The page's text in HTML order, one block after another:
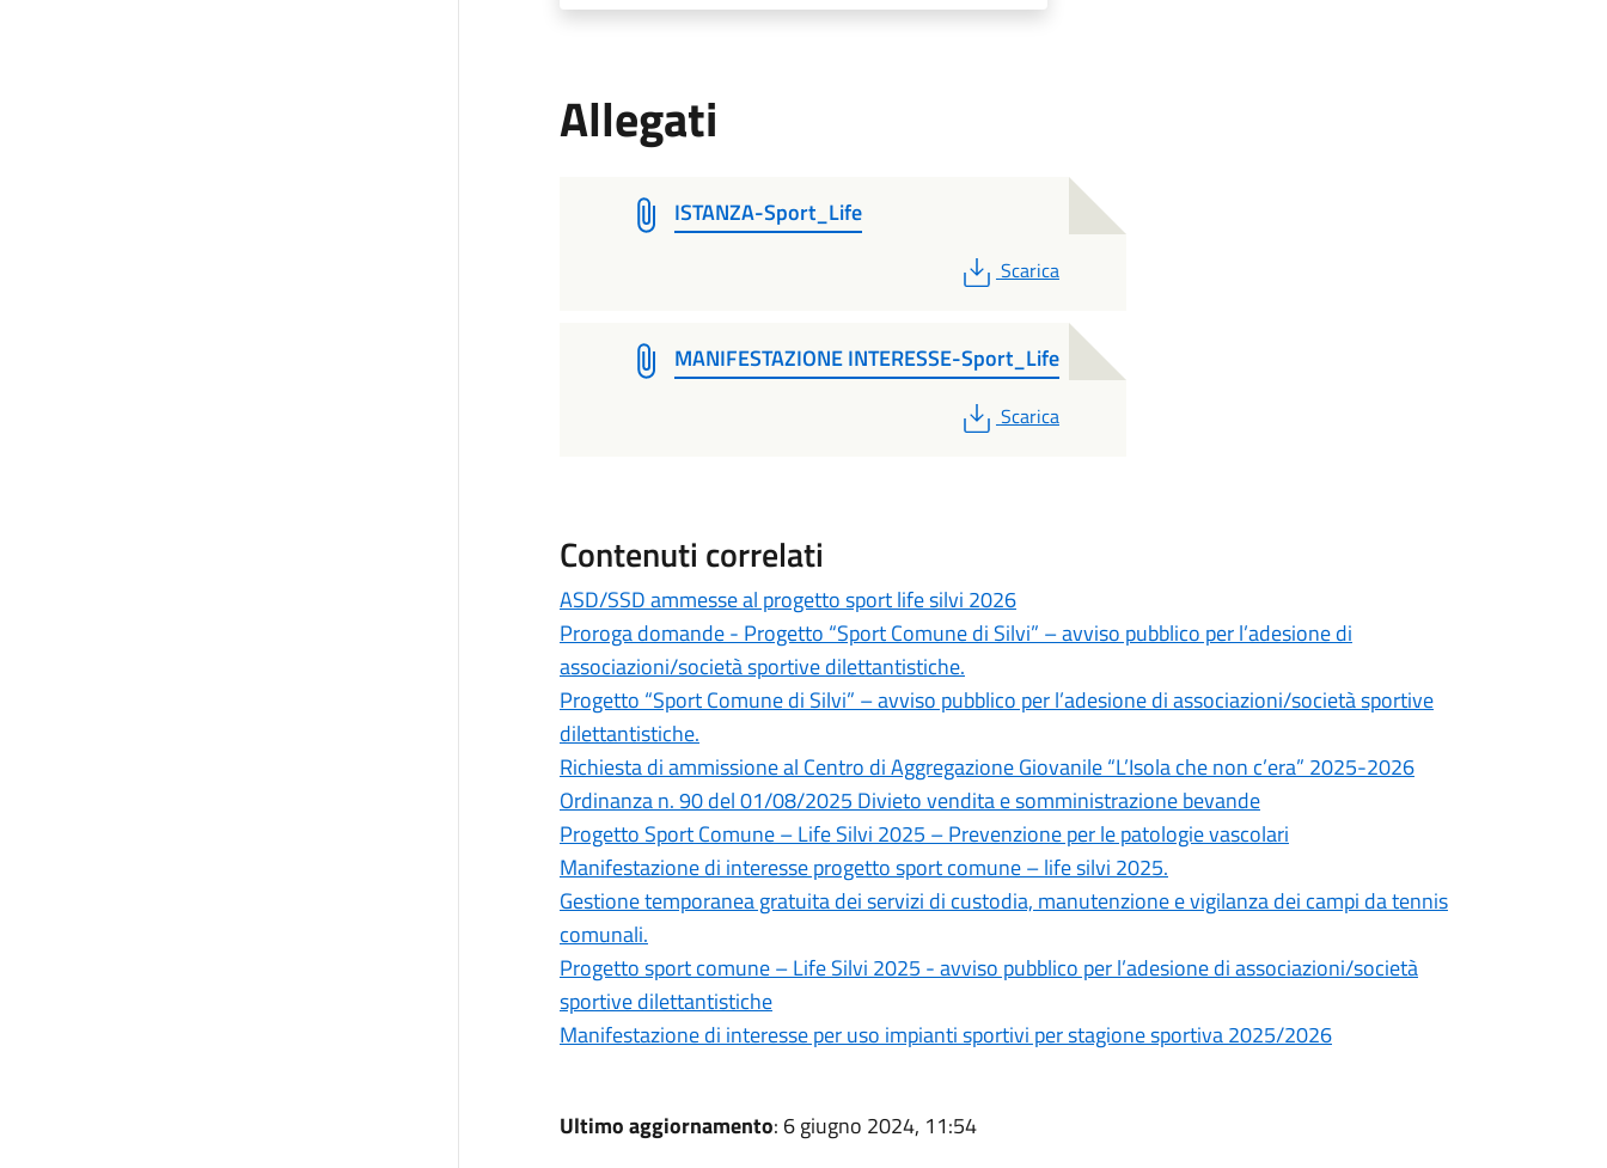
Allegati
ISTANZA-Sport_Life
PDF
Scarica
MANIFESTAZIONE INTERESSE-Sport_Life
PDF
Scarica
Contenuti correlati
ASD/SSD ammesse al progetto sport life silvi 2026
Proroga domande - Progetto “Sport Comune di Silvi” – avviso pubblico per l’adesione di
associazioni/società sportive dilettantistiche.
Progetto “Sport Comune di Silvi” – avviso pubblico per l’adesione di associazioni/società sportive
dilettantistiche.
Richiesta di ammissione al Centro di Aggregazione Giovanile “L’Isola che non c’era” 2025-2026
Ordinanza n. 90 del 01/08/2025 Divieto vendita e somministrazione bevande
Progetto Sport Comune – Life Silvi 2025 – Prevenzione per le patologie vascolari
Manifestazione di interesse progetto sport comune – life silvi 2025.
Gestione temporanea gratuita dei servizi di custodia, manutenzione e vigilanza dei campi da tennis
comunali.
Progetto sport comune – Life Silvi 2025 - avviso pubblico per l’adesione di associazioni/società
sportive dilettantistiche
Manifestazione di interesse per uso impianti sportivi per stagione sportiva 2025/2026
Ultimo aggiornamento: 6 giugno 2024, 11:54